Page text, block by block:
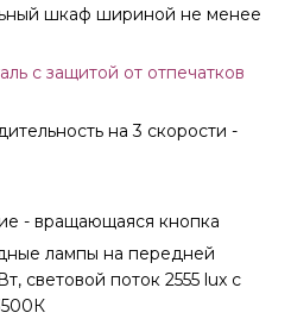
шкаф шириной не менее
с защитой от отпечатков
на 3 скорости -
- вращающаяся кнопка
лампы на передней
световой поток 2555 lux с